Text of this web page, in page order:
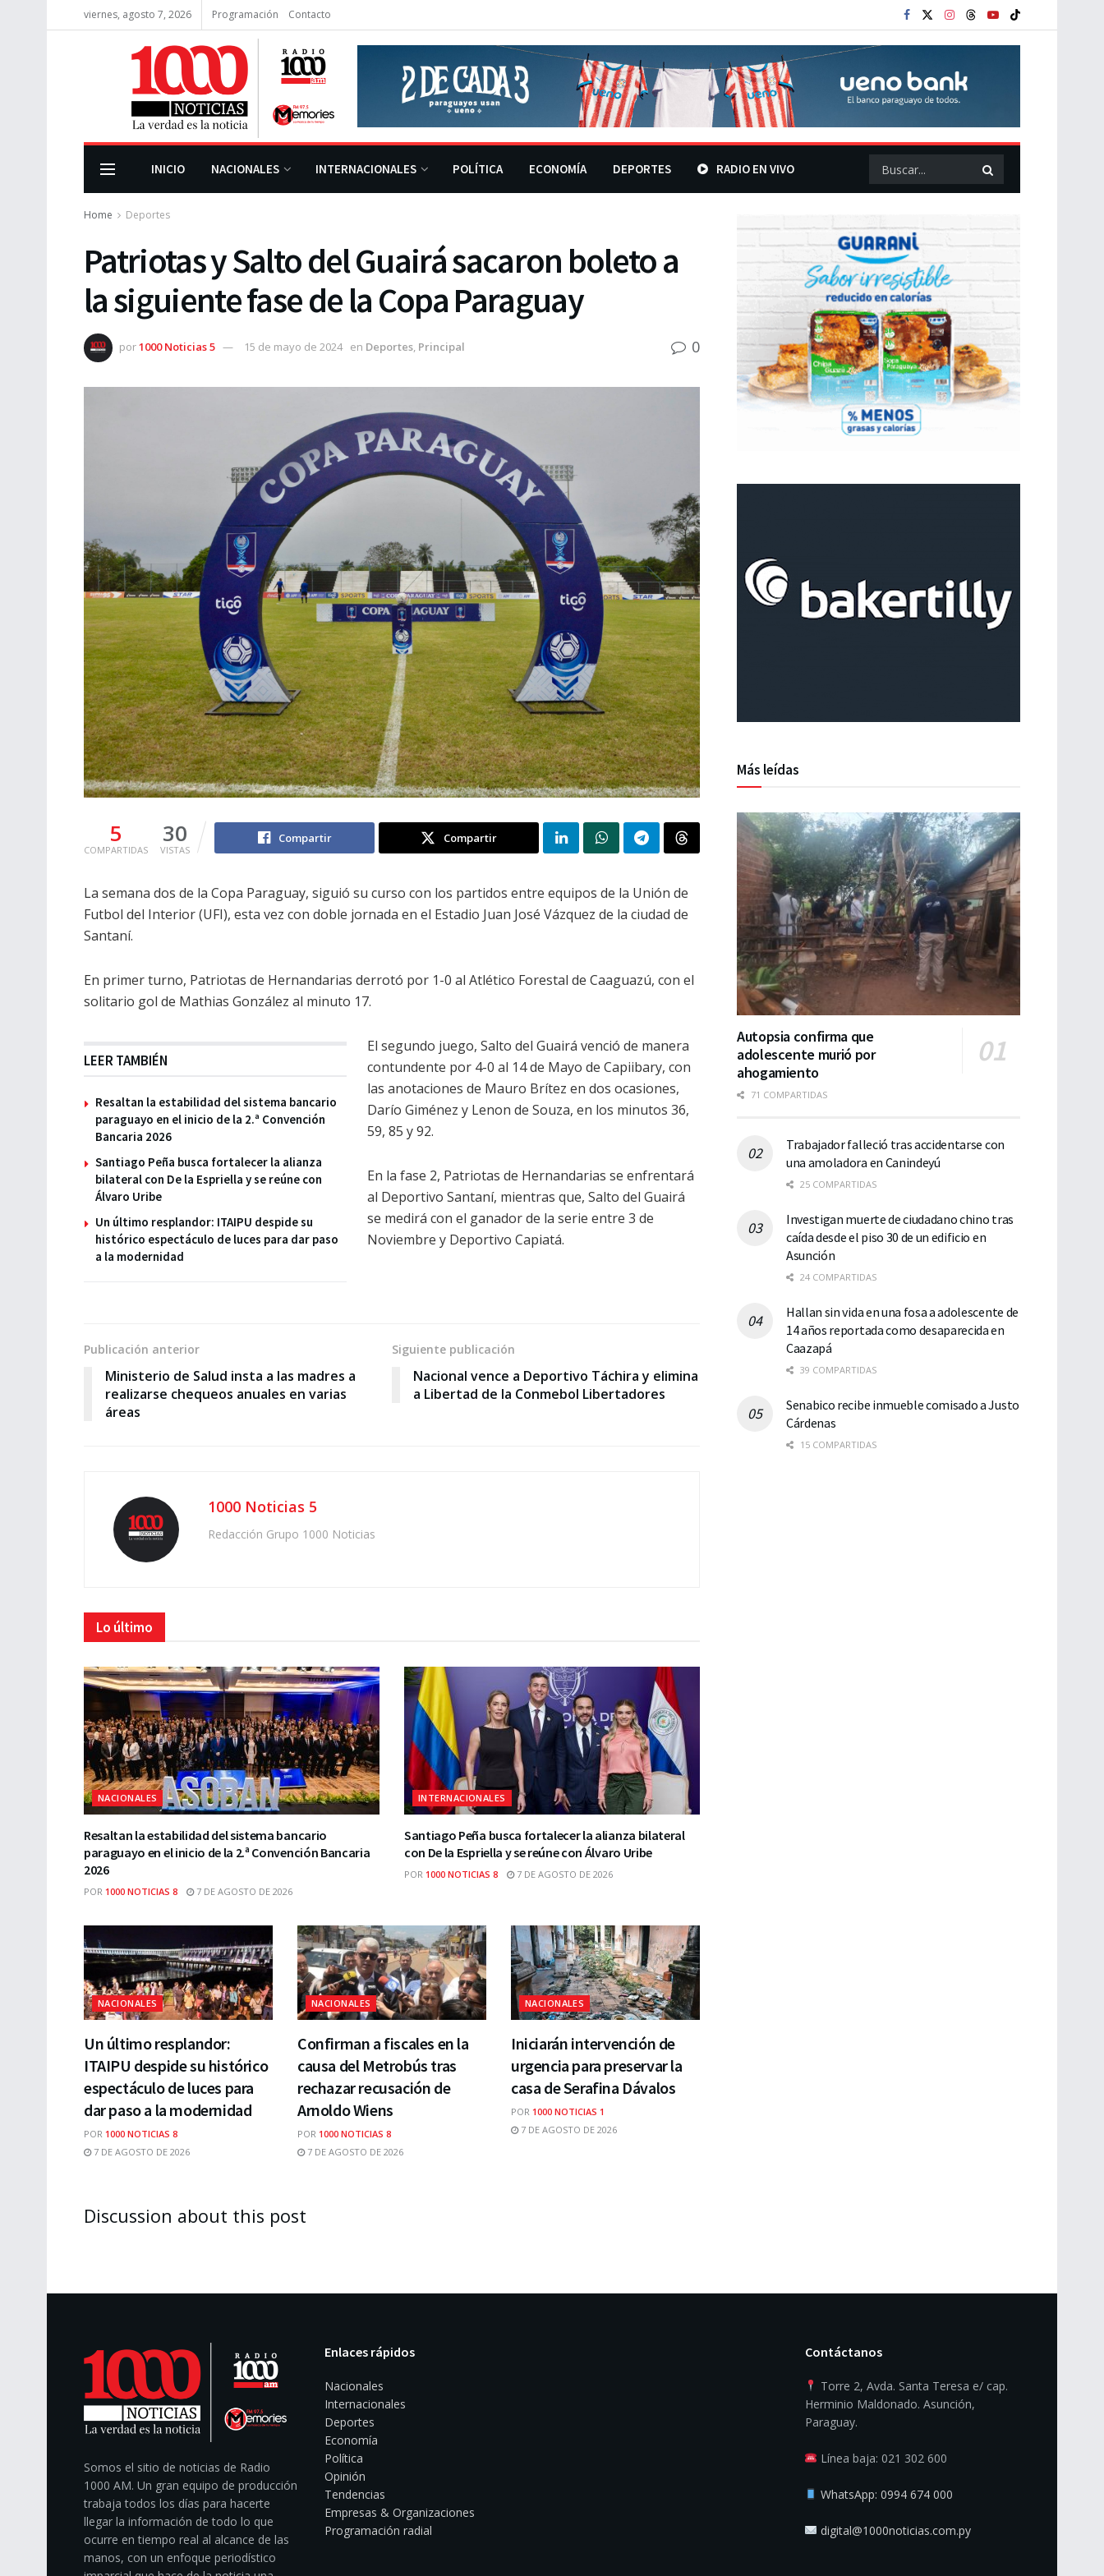
viernes, agosto 7, 2026 Programación Contacto
INICIO NACIONALES INTERNACIONALES POLÍTICA ECONOMÍA DEPORTES RADIO EN VIVO
Home Deportes
Patriotas y Salto del Guairá sacaron boleto a
la siguiente fase de la Copa Paraguay
por1000 Noticias 5 15 de mayo de 2024 en Deportes, Principal 0
5
COMPARTIDAS
30
VISTAS
Compartir Compartir
La semana dos de la Copa Paraguay, siguió su curso con los partidos entre equipos de la Unión de
Futbol del Interior (UFI), esta vez con doble jornada en el Estadio Juan José Vázquez de la ciudad de
Santaní.
En primer turno, Patriotas de Hernandarias derrotó por 1-0 al Atlético Forestal de Caaguazú, con el
solitario gol de Mathias González al minuto 17.
LEER TAMBIÉN
Resaltan la estabilidad del sistema bancario
paraguayo en el inicio de la 2.ª Convención
Bancaria 2026
Santiago Peña busca fortalecer la alianza
bilateral con De la Espriella y se reúne con
Álvaro Uribe
Un último resplandor: ITAIPU despide su
histórico espectáculo de luces para dar paso
a la modernidad
El segundo juego, Salto del Guairá venció de manera
contundente por 4-0 al 14 de Mayo de Capiibary, con
las anotaciones de Mauro Brítez en dos ocasiones,
Darío Giménez y Lenon de Souza, en los minutos 36,
59, 85 y 92.
En la fase 2, Patriotas de Hernandarias se enfrentará
al Deportivo Santaní, mientras que, Salto del Guairá
se medirá con el ganador de la serie entre 3 de
Noviembre y Deportivo Capiatá.
Publicación anterior
Ministerio de Salud insta a las madres a
realizarse chequeos anuales en varias
áreas
Siguiente publicación
Nacional vence a Deportivo Táchira y elimina
a Libertad de la Conmebol Libertadores
1000 Noticias 5
Redacción Grupo 1000 Noticias
Lo último
NACIONALES
Resaltan la estabilidad del sistema bancario
paraguayo en el inicio de la 2.ª Convención Bancaria
2026
POR 1000 NOTICIAS 8 7 DE AGOSTO DE 2026
INTERNACIONALES
Santiago Peña busca fortalecer la alianza bilateral
con De la Espriella y se reúne con Álvaro Uribe
POR 1000 NOTICIAS 8 7 DE AGOSTO DE 2026
NACIONALES
Un último resplandor:
ITAIPU despide su histórico
espectáculo de luces para
dar paso a la modernidad
POR 1000 NOTICIAS 8
7 DE AGOSTO DE 2026
NACIONALES
Confirman a fiscales en la
causa del Metrobús tras
rechazar recusación de
Arnoldo Wiens
POR 1000 NOTICIAS 8
7 DE AGOSTO DE 2026
NACIONALES
Iniciarán intervención de
urgencia para preservar la
casa de Serafina Dávalos
POR 1000 NOTICIAS 1
7 DE AGOSTO DE 2026
Discussion about this post
Más leídas
Autopsia confirma que
adolescente murió por
ahogamiento
71 COMPARTIDAS
Trabajador falleció tras accidentarse con
una amoladora en Canindeyú
25 COMPARTIDAS
Investigan muerte de ciudadano chino tras
caída desde el piso 30 de un edificio en
Asunción
24 COMPARTIDAS
Hallan sin vida en una fosa a adolescente de
14 años reportada como desaparecida en
Caazapá
39 COMPARTIDAS
Senabico recibe inmueble comisado a Justo
Cárdenas
15 COMPARTIDAS
Somos el sitio de noticias de Radio
1000 AM. Un gran equipo de producción
trabaja todos los días para hacerte
llegar la información de todo lo que
ocurre en tiempo real al alcance de las
manos, con un enfoque periodístico
Enlaces rápidos
Nacionales
Internacionales
Deportes
Economía
Política
Opinión
Tendencias
Empresas & Organizaciones
Programación radial
Contáctanos
Torre 2, Avda. Santa Teresa e/ cap.
Herminio Maldonado. Asunción,
Paraguay.
Línea baja: 021 302 600
WhatsApp: 0994 674 000
digital@1000noticias.com.py